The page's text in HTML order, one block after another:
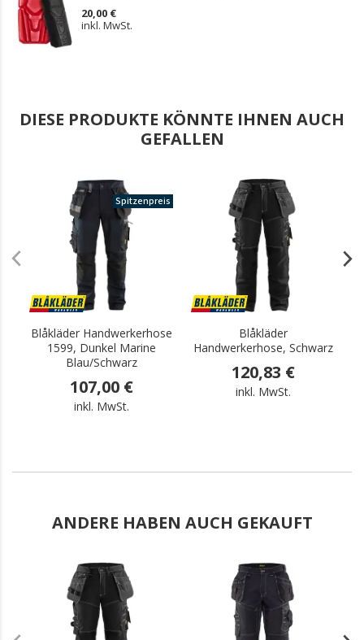
20,00 €
inkl. MwSt.
DIESE PRODUKTE KÖNNTE IHNEN AUCH
GEFALLEN
Spitzenpreis
Blåkläder Handwerkerhose
1599, Dunkel Marine
Blau/Schwarz
107,00 €
inkl. MwSt.
Blåkläder
Handwerkerhose, Schwarz
120,83 €
inkl. MwSt.
ANDERE HABEN AUCH GEKAUFT